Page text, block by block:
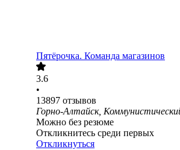
Пятёрочка. Команда магазинов
3.6
•
13897 отзывов
Горно-Алтайск,
Можно без резюме
Откликнитесь среди первых
Откликнуться